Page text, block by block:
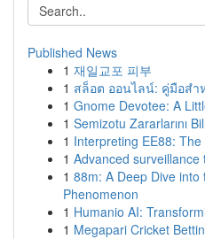
Published News
1 재일교포 피부
1 สล็อต ออนไลน์: คู่มือสำ
1 Gnome Devotee: A
1 Semizotu Zararlarını
1 Interpreting EE88:
1 Advanced
1 88m: A Deep Dive into
Phenomenon
1 Humanio AI:
1 Megapari Cricket